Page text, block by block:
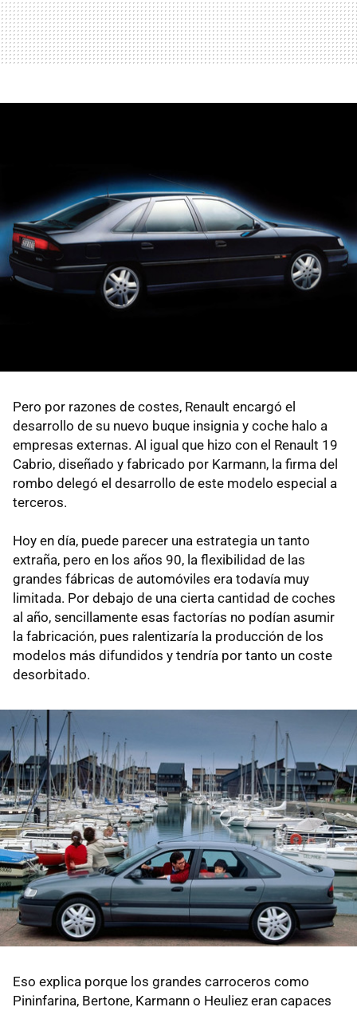
Pero por razones de costes, Renault encargó el
desarrollo de su nuevo buque insignia y coche halo a
empresas externas. Al igual que hizo con el Renault 19
Cabrio, diseñado y fabricado por Karmann, la firma del
rombo delegó el desarrollo de este modelo especial a
terceros.
Hoy en día, puede parecer una estrategia un tanto
extraña, pero en los años 90, la flexibilidad de las
grandes fábricas de automóviles era todavía muy
limitada. Por debajo de una cierta cantidad de coches
al año, sencillamente esas factorías no podían asumir
la fabricación, pues ralentizaría la producción de los
modelos más difundidos y tendría por tanto un coste
desorbitado.
Eso explica porque los grandes carroceros como
Pininfarina, Bertone, Karmann o Heuliez eran capaces